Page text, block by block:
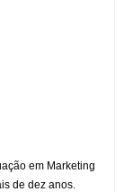
em Marketing
de dez anos.